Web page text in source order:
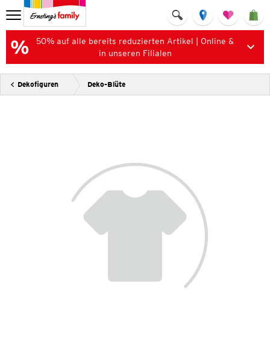
50% auf alle bereits reduzierten Artikel | Online &
in unseren Filialen
Dekofiguren Deko-Blüte